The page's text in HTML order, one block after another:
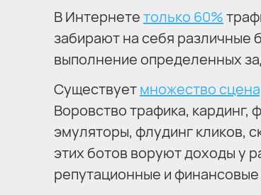
В Интернететолько 60%
забирают на себя различные
выполнение определенных
Существуетмножество
Воровство трафика, кардинг,
эмуляторы, флудинг кликов,
этих ботов воруют доходы у
репутационные и